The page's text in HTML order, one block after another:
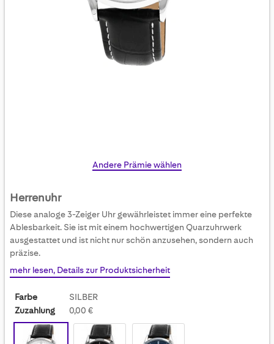
Skip
of
the
images
Andere Prämie wählen
Herrenuhr
Diese analoge 3-Zeiger Uhr gewährleistet immer eine perfekte
Ablesbarkeit. Sie ist mit einem hochwertigen Quarzuhrwerk
ausgestattet und ist nicht nur schön anzusehen, sondern auch
präzise.
mehr lesen, Details zur Produktsicherheit
Farbe
SILBER
Zuzahlung
0,00 €